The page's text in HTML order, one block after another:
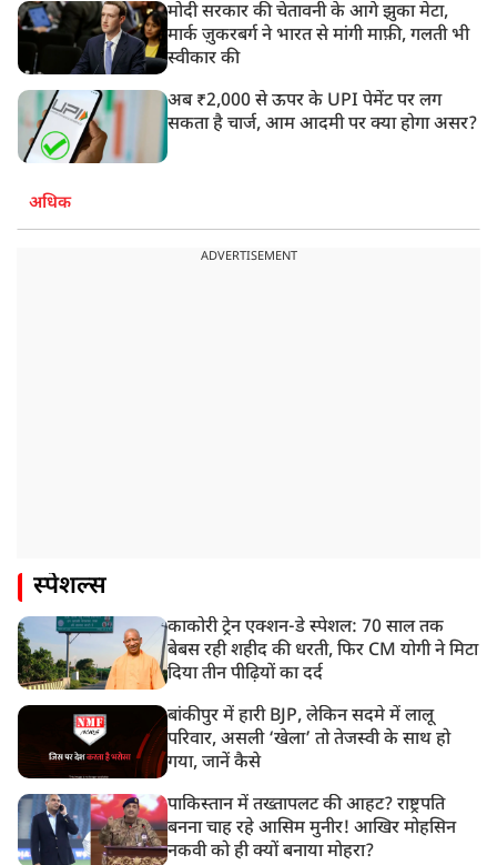
मोदी सरकार की चेतावनी के आगे झुका मेटा,
मार्क ज़ुकरबर्ग ने भारत से मांगी माफ़ी, गलती भी
स्वीकार की
अब ₹2,000 से ऊपर के UPI पेमेंट पर लग
सकता है चार्ज, आम आदमी पर क्या होगा असर?
अधिक
ADVERTISEMENT
स्पेशल्स
काकोरी ट्रेन एक्शन-डे स्पेशल: 70 साल तक
बेबस रही शहीद की धरती, फिर CM योगी ने मिटा
दिया तीन पीढ़ियों का दर्द
बांकीपुर में हारी BJP, लेकिन सदमे में लालू
परिवार, असली ‘खेला’ तो तेजस्वी के साथ हो
गया, जानें कैसे
पाकिस्तान में तख्तापलट की आहट? राष्ट्रपति
बनना चाह रहे आसिम मुनीर! आखिर मोहसिन
नकवी को ही क्यों बनाया मोहरा?